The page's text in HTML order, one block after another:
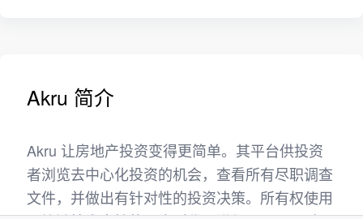
Akru 简介
Akru 让房地产投资变得更简单。其平台供投资
者浏览去中心化投资的机会，查看所有尽职调查
文件，并做出有针对性的投资决策。所有权使用